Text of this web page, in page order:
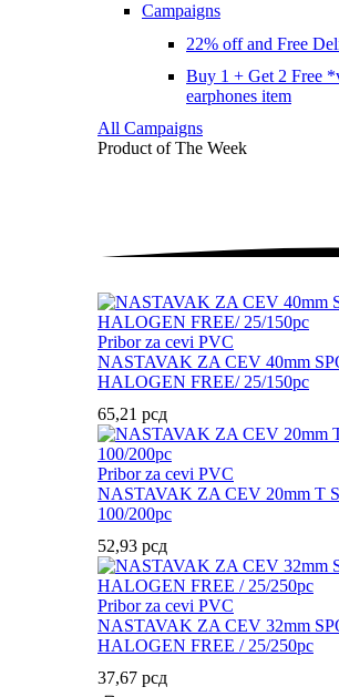
Campaigns
22% off and Free
Buy 1 + Get 2 Free
earphones item
All Campaigns
Product of The Week
Pribor za cevi PVC
NASTAVAK ZA CEV 40mm
HALOGEN FREE/ 25/150pc
65,21 рсд
Pribor za cevi PVC
NASTAVAK ZA CEV 20mm T
100/200pc
52,93 рсд
Pribor za cevi PVC
NASTAVAK ZA CEV 32mm
HALOGEN FREE / 25/250pc
37,67 рсд